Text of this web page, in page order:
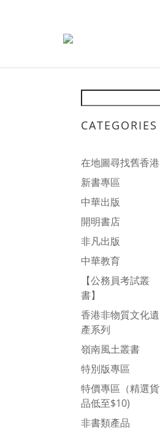
CATEGORIES
在地圖尋找舊香港
新書專區
中華出版
開明書店
非凡出版
中華教育
【公務員考試叢
書】
香港非物質文化遺
產系列
嶺南風土叢書
特別版專區
特價專區（精選貨
品低至$10)
非書類產品